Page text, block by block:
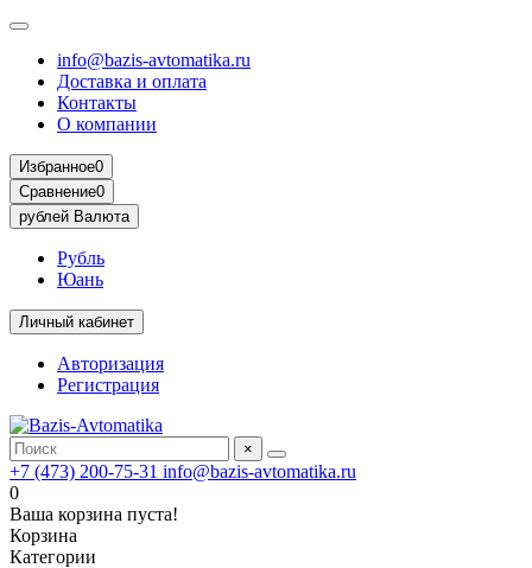
info@bazis-avtomatika.ru
Доставка и оплата
Контакты
О компании
Избранное0
Сравнение0
рублей Валюта
Рубль
Юань
Личный кабинет
Авторизация
Регистрация
×
+7 (473) 200-75-31 info@bazis-avtomatika.ru
0
Ваша корзина пуста!
Корзина
Категории